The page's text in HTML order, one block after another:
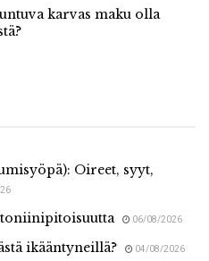
karvas maku olla
Oireet, syyt,
06/08/2026
ikääntyneillä? 04/08/2026